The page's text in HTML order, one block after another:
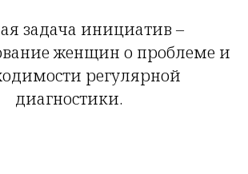
задача инициатив –
женщин о проблеме и
регулярной
диагностики.